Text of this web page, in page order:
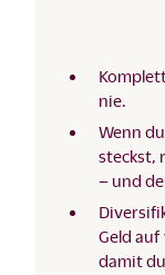
nie.
Wenn
steckst,
– und
Geld auf
damit